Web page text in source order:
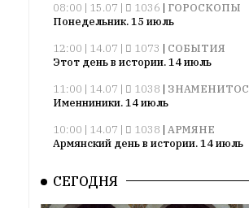
08:00 | 15.07 |
1036 | ГОРОСКОПЫ
Понедельник. 15 июль
12:00 | 14.07 |
1073 | СОБЫТИЯ
Этот день в истории. 14 июль
11:00 | 14.07 |
1038 |
Именниники. 14 июль
10:00 | 14.07 |
1038 | АРМЯНЕ
Армянский день в истории. 14 июль
Все праздники. 14 июль
СЕГОДНЯ